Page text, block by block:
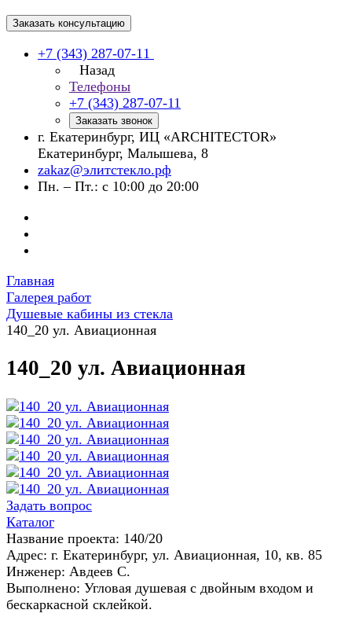
Заказать консультацию
+7 (343) 287-07-11
Назад
Телефоны
+7 (343) 287-07-11
Заказать звонок
г. Екатеринбург, ИЦ «ARCHITECTOR»
Екатеринбург, Малышева, 8
zakaz@элитстекло.рф
Пн. – Пт.: с 10:00 до 20:00
Главная
Галерея работ
Душевые кабины из стекла
140_20 ул. Авиационная
140_20 ул. Авиационная
Задать вопрос
Каталог
Название проекта: 140/20
Адрес: г. Екатеринбург, ул. Авиационная, 10, кв. 85
Инженер: Авдеев С.
Выполнено: Угловая душевая с двойным входом и
бескаркасной склейкой.